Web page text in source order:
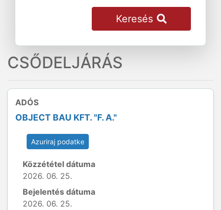
Keresés
CSŐDELJÁRÁS
ADÓS
OBJECT BAU KFT. "F. A."
Azuriraj podatke
Közzététel dátuma
2026. 06. 25.
Bejelentés dátuma
2026. 06. 25.